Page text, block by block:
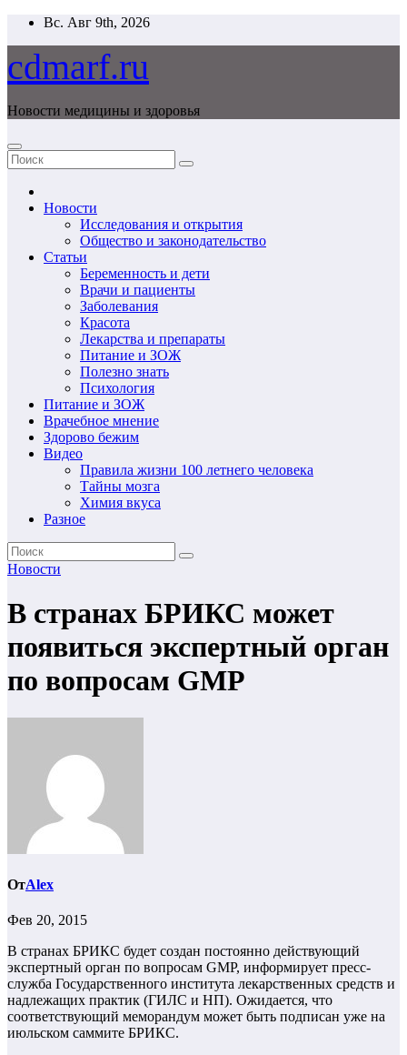
Перейти
содержимому
Вс. Авг 9th, 2026
cdmarf.ru
Новости медицины и здоровья
Новости
Исследования и открытия
Общество и законодательство
Статьи
Беременность и дети
Врачи и пациенты
Заболевания
Красота
Лекарства и препараты
Питание и ЗОЖ
Полезно знать
Психология
Питание и ЗОЖ
Врачебное мнение
Здорово бежим
Видео
Правила жизни 100 летнего человека
Тайны мозга
Химия вкуса
Разное
Новости
В странах БРИКС может
появиться экспертный орган
по вопросам GMP
ОтAlex
Фев 20, 2015
В странах БРИКС будет создан постоянно действующий
экспертный орган по вопросам GMP, информирует пресс-
служба Государственного института лекарственных средств и
надлежащих практик (ГИЛС и НП). Ожидается, что
соответствующий меморандум может быть подписан уже на
июльском саммите БРИКС.